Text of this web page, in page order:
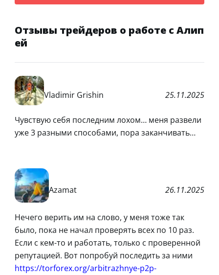
Отзывы трейдеров о работе с Алип
ей
Vladimir Grishin 25.11.2025
Чувствую себя последним лохом… меня развели
уже 3 разными способами, пора заканчивать…
Azamat 26.11.2025
Нечего верить им на слово, у меня тоже так
было, пока не начал проверять всех по 10 раз.
Если с кем-то и работать, только с проверенной
репутацией. Вот попробуй последить за ними
https://torforex.org/arbitrazhnye-p2p-